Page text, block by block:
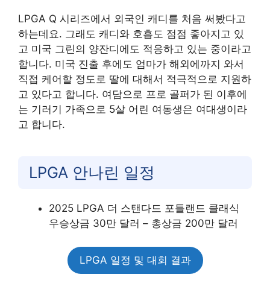
LPGA Q 시리즈에서 외국인 캐디를 처음 써봤다고
하는데요. 그래도 캐디와 호흡도 점점 좋아지고 있
고 미국 그린의 양잔디에도 적응하고 있는 중이라고
합니다. 미국 진출 후에도 엄마가 해외에까지 와서
직접 케어할 정도로 딸에 대해서 적극적으로 지원하
고 있다고 합니다. 여담으로 프로 골퍼가 된 이후에
는 기러기 가족으로 5살 어린 여동생은 여대생이라
고 합니다.
LPGA 안나린 일정
2025 LPGA 더 스탠다드 포틀랜드 클래식
우승상금 30만 달러 – 총상금 200만 달러
LPGA 일정 및 대회 결과